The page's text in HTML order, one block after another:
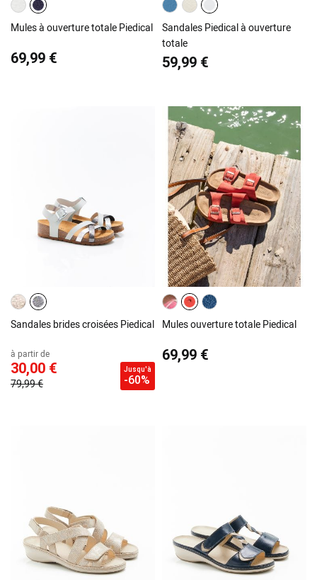
Mules à ouverture totale Piedical
69,99 €
Sandales Piedical à ouverture
totale
59,99 €
Sandales brides croisées Piedical
à partir de
30,00 €
79,99 €
Jusqu'à
-60%
Mules ouverture totale Piedical
69,99 €